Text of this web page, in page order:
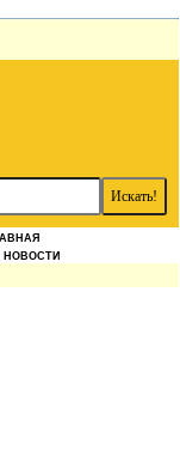
| НОВОСТИ